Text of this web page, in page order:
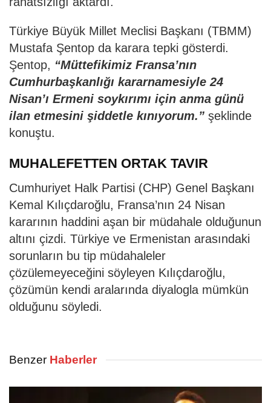
Türkiye Büyük Millet Meclisi Başkanı (TBMM)
Mustafa Şentop da karara tepki gösterdi.
Şentop, “Müttefikimiz Fransa’nın
Cumhurbaşkanlığı kararnamesiyle 24
Nisan’ı Ermeni soykırımı için anma günü
ilan etmesini şiddetle kınıyorum.” şeklinde
konuştu.
MUHALEFETTEN ORTAK TAVIR
Cumhuriyet Halk Partisi (CHP) Genel Başkanı
Kemal Kılıçdaroğlu, Fransa’nın 24 Nisan
kararının haddini aşan bir müdahale olduğunun
altını çizdi. Türkiye ve Ermenistan arasındaki
sorunların bu tip müdahaleler
çözülemeyeceğini söyleyen Kılıçdaroğlu,
çözümün kendi aralarında diyalogla mümkün
olduğunu söyledi.
Benzer Haberler